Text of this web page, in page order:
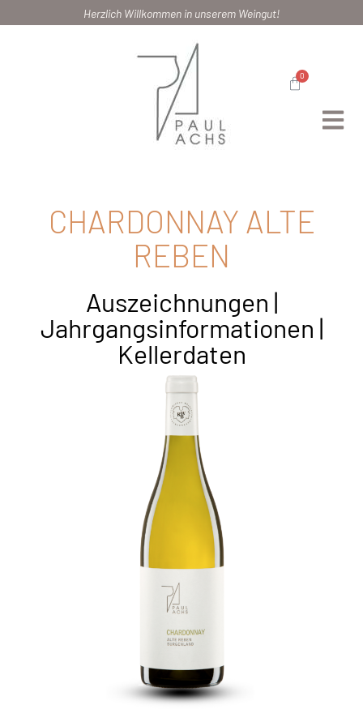
Herzlich Willkommen in unserem Weingut!
0
CHARDONNAY ALTE
REBEN
Auszeichnungen |
Jahrgangsinformationen |
Kellerdaten